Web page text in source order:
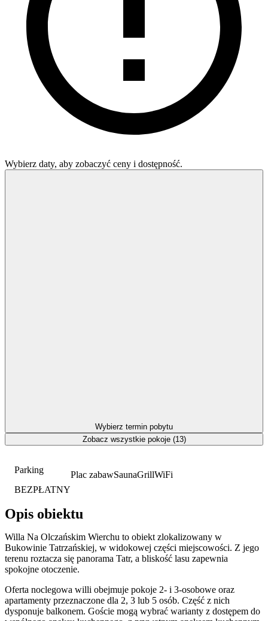
Parking
BEZPŁATNY
Plac zabawSaunaGrillWiFi
Opis obiektu
Willa Na Olczańskim Wierchu to obiekt zlokalizowany w
Bukowinie Tatrzańskiej, w widokowej części miejscowości. Z jego
terenu roztacza się panorama Tatr, a bliskość lasu zapewnia
spokojne otoczenie.
Oferta noclegowa willi obejmuje pokoje 2- i 3-osobowe oraz
apartamenty przeznaczone dla 2, 3 lub 5 osób. Część z nich
dysponuje balkonem. Goście mogą wybrać warianty z dostępem do
Wybierz daty, aby zobaczyć ceny i dostępność.
Wybierz termin pobytu
Zobacz wszystkie pokoje (13)